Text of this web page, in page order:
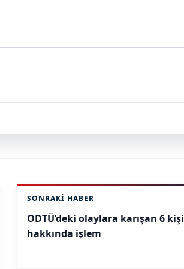
SONRAKI HABER
ODTÜ’deki olaylara karışan 6 kişi
hakkında işlem